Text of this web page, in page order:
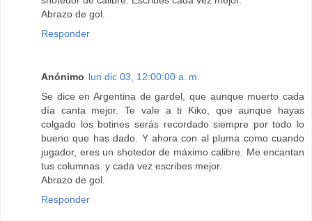
Abrazo de gol.
Responder
Anónimo lun dic 03, 12:00:00 a. m.
Se dice en Argentina de gardel, que aunque muerto cada
día canta mejor. Te vale a ti Kiko, que aunque hayas
colgado los botines serás recordado siempre por todo lo
bueno que has dado. Y ahora con al pluma como cuando
jugador, eres un shotedor de máximo calibre. Me encantan
tus columnas. y cada vez escribes mejor.
Abrazo de gol.
Responder